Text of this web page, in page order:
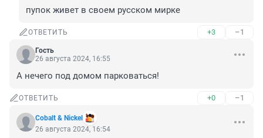
пупок живет в своем русском мирке
ОТВЕТИТЬ +3 –1
Гость
26 августа 2024, 16:55
А нечего под домом парковаться!
ОТВЕТИТЬ +0 –1
Cobalt & Nickel
26 августа 2024, 16:54